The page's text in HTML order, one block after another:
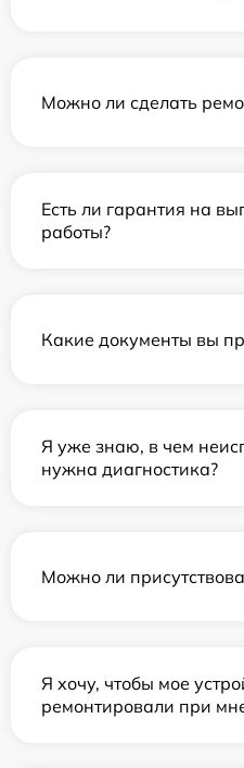
Можно ли сделать
Есть ли гарантия на
работы?
Какие документы вы
Я уже знаю, в чем
нужна диагностика?
Можно ли
Я хочу, чтобы мое
ремонтировали при